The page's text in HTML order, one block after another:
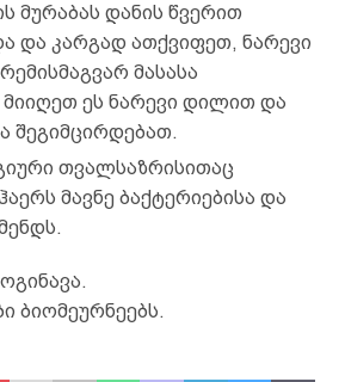
მურაბას დანის წვერით
და კარგად ათქვიფეთ, ნარევი
მასასა
მიიღეთ ეს ნარევი დილით და
შეგიმცირდებათ.
თვალსაზრისითაც
მავნე ბაქტერიებისა და
ბიომეურნეებს.